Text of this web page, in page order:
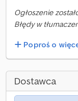
Ogłoszenie
Błędy w
Poproś o
Dostawca